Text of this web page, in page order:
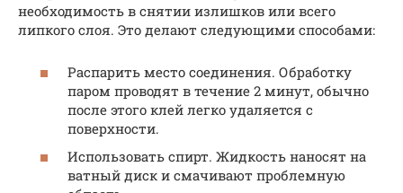
необходимость в снятии излишков или всего
липкого слоя. Это делают следующими способами:
Распарить место соединения. Обработку
паром проводят в течение 2 минут, обычно
после этого клей легко удаляется с
поверхности.
Использовать спирт. Жидкость наносят на
ватный диск и смачивают проблемную